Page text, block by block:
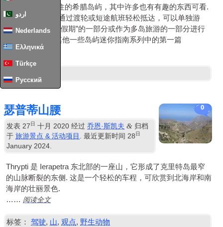
اردو
Nederlands
Ελληνικά
Türkçe
Русский
200 其他有人居住的希腊岛屿，其中许多也有有趣的东西可看.
许多岛屿都可以通过渡轮或短途航班轻松抵达，可以单独游
览，也可以作为“假期”的一部分或作为多岛旅游的一部分进行
短期游览. 这是其他一些岛屿迷你指南系列中的第一篇
……阅读全文
0
瑟普蒂山腰
发表 27日 十月 2020 经过乔恩·斯凯夫 & 归档
于旅游景点 & 活动项目 . 最近更新时间 28日
January 2024
Thrypti 是 Ierapetra 东北部的一座山，它形成了克里特岛最窄
的山脉断裂的东侧. 这是一个轻松的车程，可欣赏到北海岸和南
海岸的壮丽景色.
…… 阅读全文
标签： 驾驶, 山,观点,野生动物